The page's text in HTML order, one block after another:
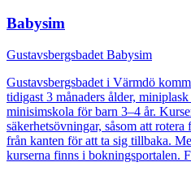
Babysim
Gustavsbergsbadet Babysim
Gustavsbergsbadet i Värmdö
tidigast 3 månaders ålder,
minisimskola för barn 3–4 år.
säkerhetsövningar, såsom att
från kanten för att ta sig tillbaka.
kurserna finns i bokningsportalen.